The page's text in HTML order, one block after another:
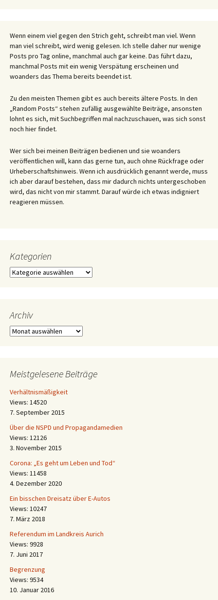
Wenn einem viel gegen den Strich geht, schreibt man viel. Wenn
man viel schreibt, wird wenig gelesen. Ich stelle daher nur wenige
Posts pro Tag online, manchmal auch gar keine. Das führt dazu,
manchmal Posts mit ein wenig Verspätung erscheinen und
woanders das Thema bereits beendet ist.
Zu den meisten Themen gibt es auch bereits ältere Posts. In den
„Random Posts“ stehen zufällig ausgewählte Beiträge, ansonsten
lohnt es sich, mit Suchbegriffen mal nachzuschauen, was sich sonst
noch hier findet.
Wer sich bei meinen Beiträgen bedienen und sie woanders
veröffentlichen will, kann das gerne tun, auch ohne Rückfrage oder
Urheberschaftshinweis. Wenn ich ausdrücklich genannt werde, muss
ich aber darauf bestehen, dass mir dadurch nichts untergeschoben
wird, das nicht von mir stammt. Darauf würde ich etwas indigniert
reagieren müssen.
Kategorien
Kategorien
Archiv
Archiv
Meistgelesene Beiträge
Verhältnismäßigkeit
Views: 14520
7. September 2015
Über die NSPD und Propagandamedien
Views: 12126
3. November 2015
Corona: „Es geht um Leben und Tod“
Views: 11458
4. Dezember 2020
Ein bisschen Dreisatz über E-Autos
Views: 10247
7. März 2018
Referendum im Landkreis Aurich
Views: 9928
7. Juni 2017
Begrenzung
Views: 9534
10. Januar 2016